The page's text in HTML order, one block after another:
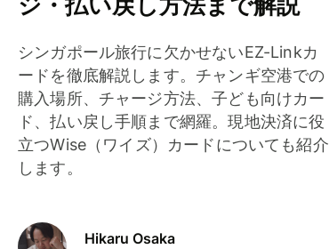
シンガポール旅行に欠かせないEZ-Linkカ
ードを徹底解説します。チャンギ空港での
購入場所、チャージ方法、子ども向けカー
ド、払い戻し手順まで網羅。現地決済に役
立つWise（ワイズ）カードについても紹介
します。
Hikaru Osaka